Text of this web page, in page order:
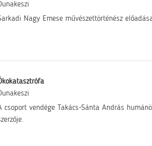
Nagy Emese művészettörténész
csoport vendége Takács-Sánta András